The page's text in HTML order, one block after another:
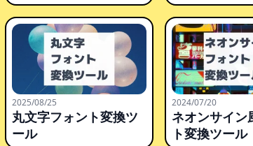
2025/08/25
丸文字フォント変換ツ
ール
2024/07/20
ネオンサイン
ト変換ツール